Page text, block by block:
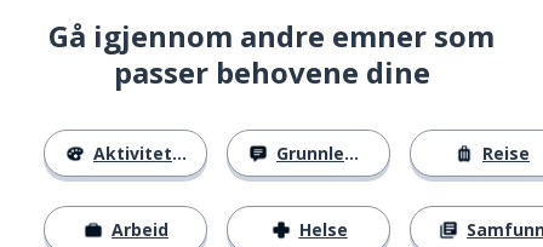
Gå igjennom andre emner som
passer behovene dine
Aktiviteter
Arbeid
Grunnleggende
Helse
Reise